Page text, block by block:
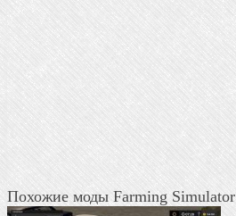
Похожие моды Farming Simulator